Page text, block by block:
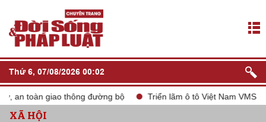
Thứ 6, 07/08/2026 00:02
toàn giao thông đường bộ Triển lãm ô tô Việt Nam VMS 2024
XÃ HỘI